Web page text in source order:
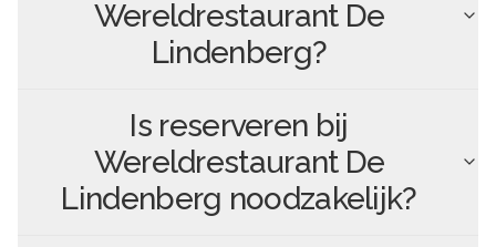
Wereldrestaurant De
Lindenberg?
Is reserveren bij
Wereldrestaurant De
Lindenberg noodzakelijk?